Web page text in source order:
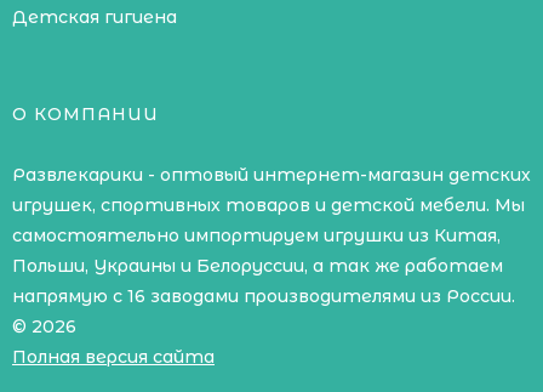
Детская гигиена
О КОМПАНИИ
Развлекарики - оптовый интернет-магазин детских
игрушек, спортивных товаров и детской мебели. Мы
самостоятельно импортируем игрушки из Китая,
Польши, Украины и Белоруссии, а так же работаем
напрямую с 16 заводами производителями из России.
© 2026
Полная версия сайта